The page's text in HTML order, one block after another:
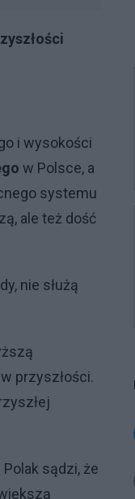
i wysokości
w Polsce, a
systemu
ale też dość
nie służą
przyszłości.
sądzi, że